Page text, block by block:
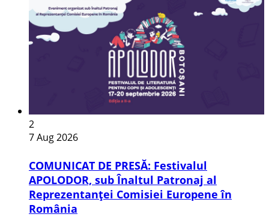
2
7 Aug 2026
COMUNICAT DE PRESĂ: Festivalul
APOLODOR, sub Înaltul Patronaj al
Reprezentanței Comisiei Europene în
România